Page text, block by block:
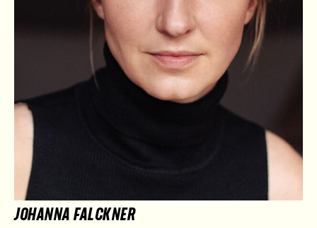
JOHANNA FALCKNER